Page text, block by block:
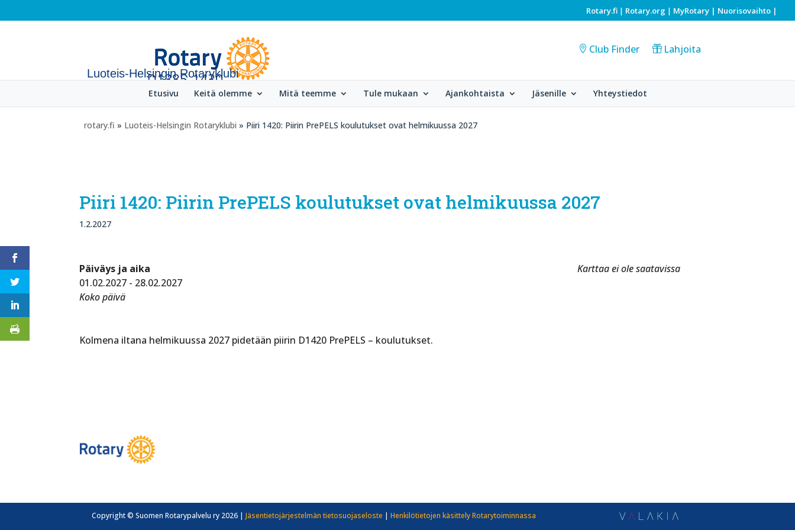
Rotary.fi | Rotary.org | MyRotary | Nuorisovaihto |
Luoteis-Helsingin Rotaryklubi
Club Finder Lahjoita
Etusivu Keitä olemme Mitä teemme Tule mukaan Ajankohtaista Jäsenille Yhteystiedot
rotary.fi » Luoteis-Helsingin Rotaryklubi » Piiri 1420: Piirin PrePELS koulutukset ovat helmikuussa 2027
Piiri 1420: Piirin PrePELS koulutukset ovat helmikuussa 2027
1.2.2027
Karttaa ei ole saatavissa
Päiväys ja aika
01.02.2027 - 28.02.2027
Koko päivä
Kolmena iltana helmikuussa 2027 pidetään piirin D1420 PrePELS – koulutukset.
Copyright © Suomen Rotarypalvelu ry 2026 | Jäsentietojärjestelmän tietosuojaseloste | Henkilötietojen käsittely Rotarytoiminnassa